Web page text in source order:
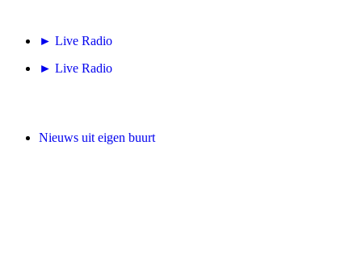
► Live Radio
► Live Radio
Nieuws uit eigen buurt